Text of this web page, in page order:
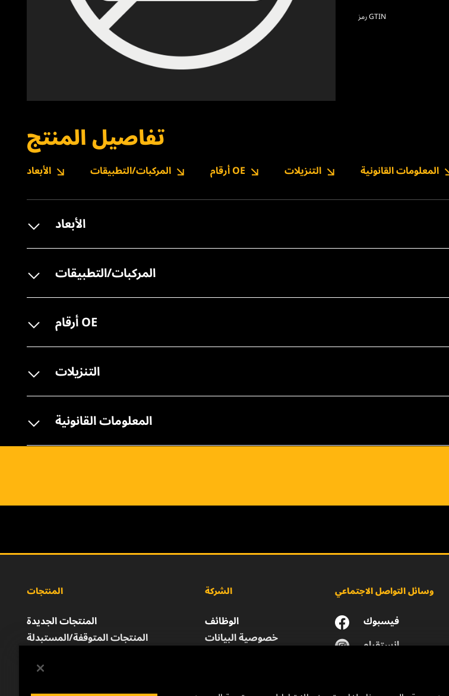
رمز GTIN
تفاصيل المنتج
الأبعاد المركبات/التطبيقات أرقام OE التنزيلات المعلومات القانونية
الأبعاد
المركبات/التطبيقات
أرقام OE
التنزيلات
المعلومات القانونية
المنتجات
المنتجات الجديدة
المنتجات المتوقفة/المستبدلة
الشركة
الوظائف
خصوصية البيانات
وسائل التواصل الاجتماعي
فيسبوك
انستقرام